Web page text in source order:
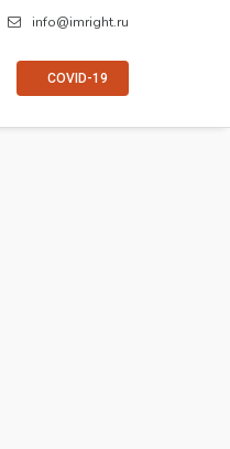
info@imright.ru
⠀COVID-19